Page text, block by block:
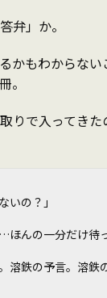
弁」か。
かもわからない
。
りで入ってき
いの？」
ほんの一分だけ待
溶鉄の予言。溶鉄